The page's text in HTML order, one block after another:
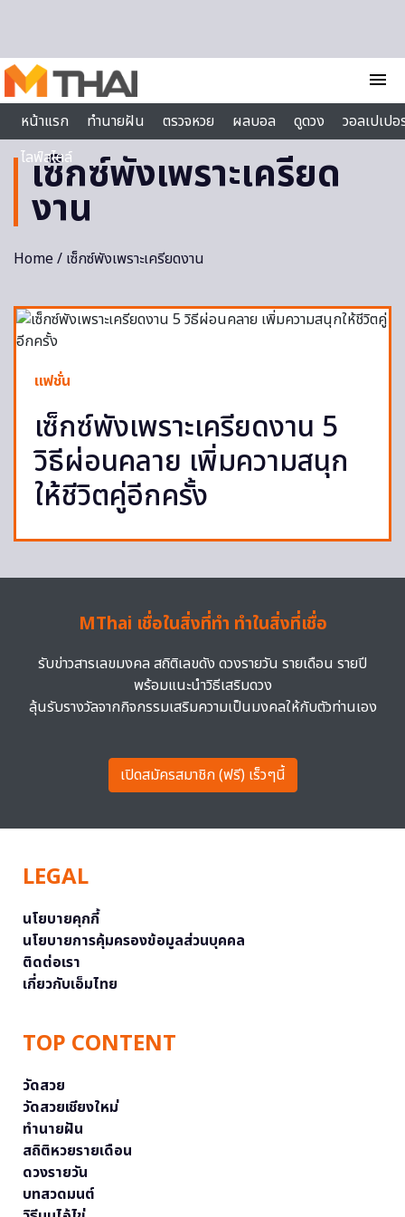
menu
หน้าแรก
ทำนายฝัน ตรวจหวย ผลบอล ดูดวง
วอลเปเป
ไลฟ์สไตล์
เซ็กซ์พังเพราะเครียด
งาน
Home/ เซ็กซ์พังเพราะเครียดงาน
แฟชั่น
เซ็กซ์พังเพราะเครียดงาน 5
วิธีผ่อนคลาย เพิ่มความสนุก
ให้ชีวิตคู่อีกครั้ง
MThai เชื่อในสิ่งที่ทำ ทำในสิ่งที่เชื่อ
รับข่าวสารเลขมงคล สถิติเลขดัง ดวงรายวัน รายเดือน รายปี
พร้อมแนะนำวิธีเสริมดวง
ลุ้นรับรางวัลจากกิจกรรมเสริมความเป็นมงคลให้กับตัวท่านเอง
เปิดสมัครสมาชิก (ฟรี) เร็วๆนี้
LEGAL
นโยบายคุกกี้
นโยบายการคุ้มครองข้อมูลส่วนบุคคล
ติดต่อเรา
เกี่ยวกับเอ็มไทย
TOP CONTENT
วัดสวย
วัดสวยเชียงใหม่
ทำนายฝัน
สถิติหวยรายเดือน
ดวงรายวัน
บทสวดมนต์